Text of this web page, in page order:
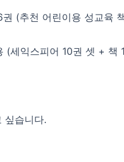
(추천 어린이용 성교육
(세익스피어 10권 셋 +
싶습니다.